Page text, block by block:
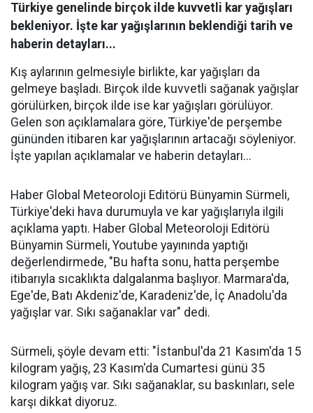
Türkiye genelinde birçok ilde kuvvetli kar yağışları
bekleniyor. İşte kar yağışlarının beklendiği tarih ve
haberin detayları...
Kış aylarının gelmesiyle birlikte, kar yağışları da
gelmeye başladı. Birçok ilde kuvvetli sağanak yağışlar
görülürken, birçok ilde ise kar yağışları görülüyor.
Gelen son açıklamalara göre, Türkiye'de perşembe
gününden itibaren kar yağışlarının artacağı söyleniyor.
İşte yapılan açıklamalar ve haberin detayları...
Haber Global Meteoroloji Editörü Bünyamin Sürmeli,
Türkiye'deki hava durumuyla ve kar yağışlarıyla ilgili
açıklama yaptı. Haber Global Meteoroloji Editörü
Bünyamin Sürmeli, Youtube yayınında yaptığı
değerlendirmede, "Bu hafta sonu, hatta perşembe
itibarıyla sıcaklıkta dalgalanma başlıyor. Marmara'da,
Ege'de, Batı Akdeniz'de, Karadeniz'de, İç Anadolu'da
yağışlar var. Sıkı sağanaklar var" dedi.
Sürmeli, şöyle devam etti: "İstanbul'da 21 Kasım'da 15
kilogram yağış, 23 Kasım'da Cumartesi günü 35
kilogram yağış var. Sıkı sağanaklar, su baskınları, sele
karşı dikkat diyoruz.